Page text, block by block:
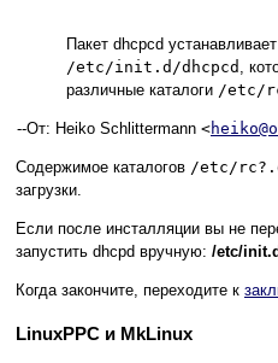
Пакет dhcpcd
/etc/init.d/dhcpcd
,
различные каталоги /etc/
--От: Heiko Schlittermann <
Содержимое каталогов /etc/
загрузки.
Если после инсталляции вы не
запустить dhcpd вручную: /etc/
Когда закончите, переходите к
LinuxPPC и MkLinux